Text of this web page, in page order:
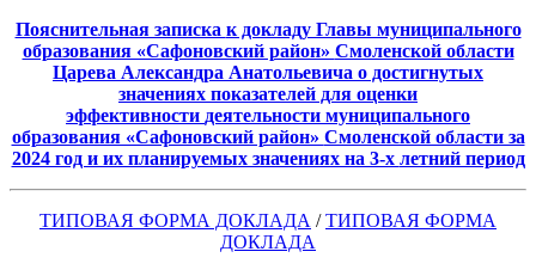
Пояснительная записка к докладу Главы муниципального
образования «Сафоновский район» Смоленской области
Царева Александра Анатольевича о достигнутых
значениях показателей для оценки
эффективности деятельности муниципального
образования «Сафоновский район» Смоленской области за
2024 год и их планируемых значениях на 3-х летний период
ТИПОВАЯ ФОРМА ДОКЛАДА /ТИПОВАЯ ФОРМА
ДОКЛАДА